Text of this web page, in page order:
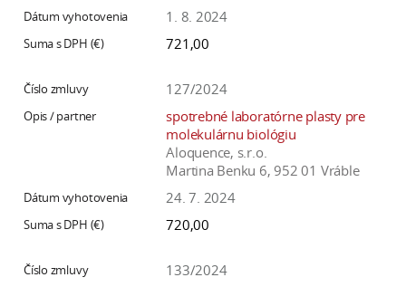
1. 8. 2024
721,00
127/2024
spotrebné laboratórne plasty pre
molekulárnu biológiu
Aloquence, s.r.o.
Martina Benku 6, 952 01 Vráble
24. 7. 2024
720,00
133/2024